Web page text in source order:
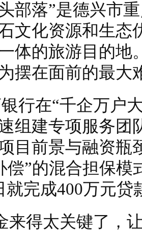
部落”是德兴市
文化资源和生态
体的旅游目的地
摆在面前的最大
行在“千企万户
组建专项服务团
目前景与融资瓶
偿”的混合担保
就完成400万元贷
来得太关键了，